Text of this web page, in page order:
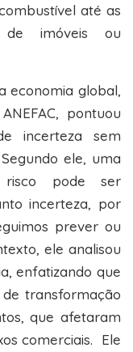
até as
de imóveis ou
economia global,
pontuou
incerteza sem
ele, uma
pode ser
incerteza, por
prever ou
ele analisou
enfatizando que
transformação
que afetaram
comerciais. Ele